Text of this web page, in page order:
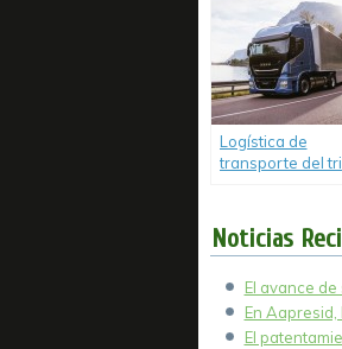
va del 2021.
Logística de
transporte del
Noticias
El avance
En
El